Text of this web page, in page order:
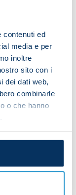
contenuti ed
media e per
inoltre
sito con i
dei dati web,
combinarle
o che hanno
chances, the
At this level,
We had to dig
we earned
that gets us
support the